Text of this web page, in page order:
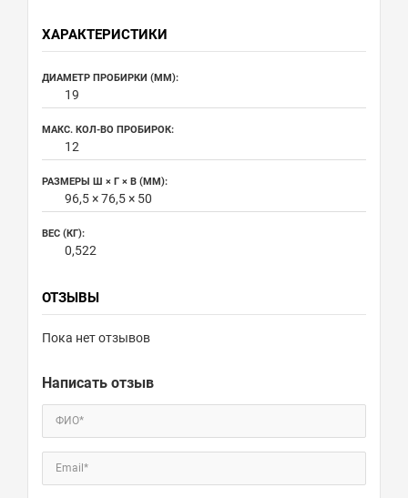
ХАРАКТЕРИСТИКИ
ДИАМЕТР ПРОБИРКИ (ММ):
19
МАКС. КОЛ-ВО ПРОБИРОК:
12
РАЗМЕРЫ Ш × Г × В (ММ):
96,5 × 76,5 × 50
ВЕС (КГ):
0,522
ОТЗЫВЫ
Пока нет отзывов
Написать отзыв
ФИО*
Email*